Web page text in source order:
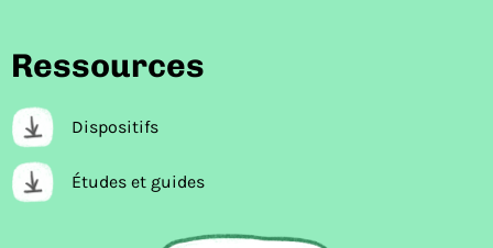
Ressources
Dispositifs
Études et guides